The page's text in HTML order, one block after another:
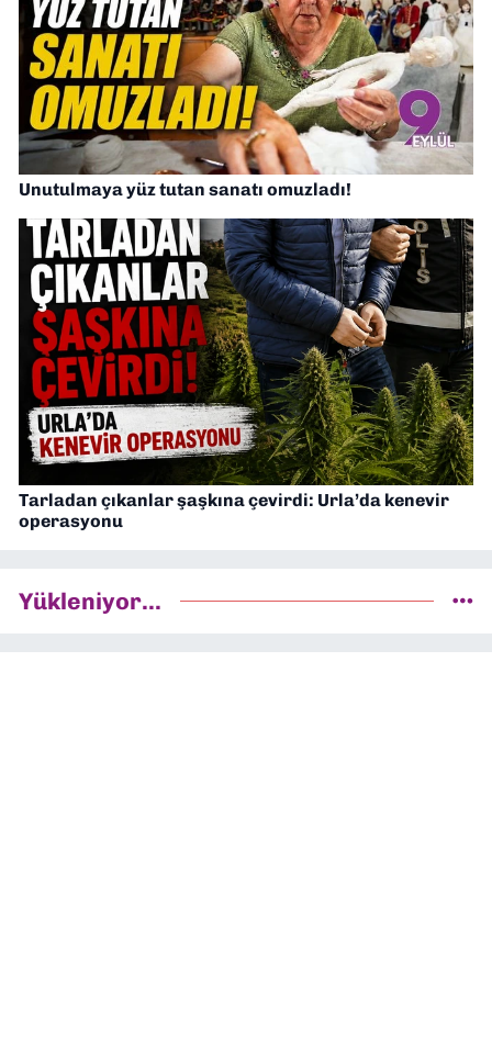
Unutulmaya yüz tutan sanatı omuzladı!
Tarladan çıkanlar şaşkına çevirdi: Urla’da kenevir
operasyonu
Yükleniyor...